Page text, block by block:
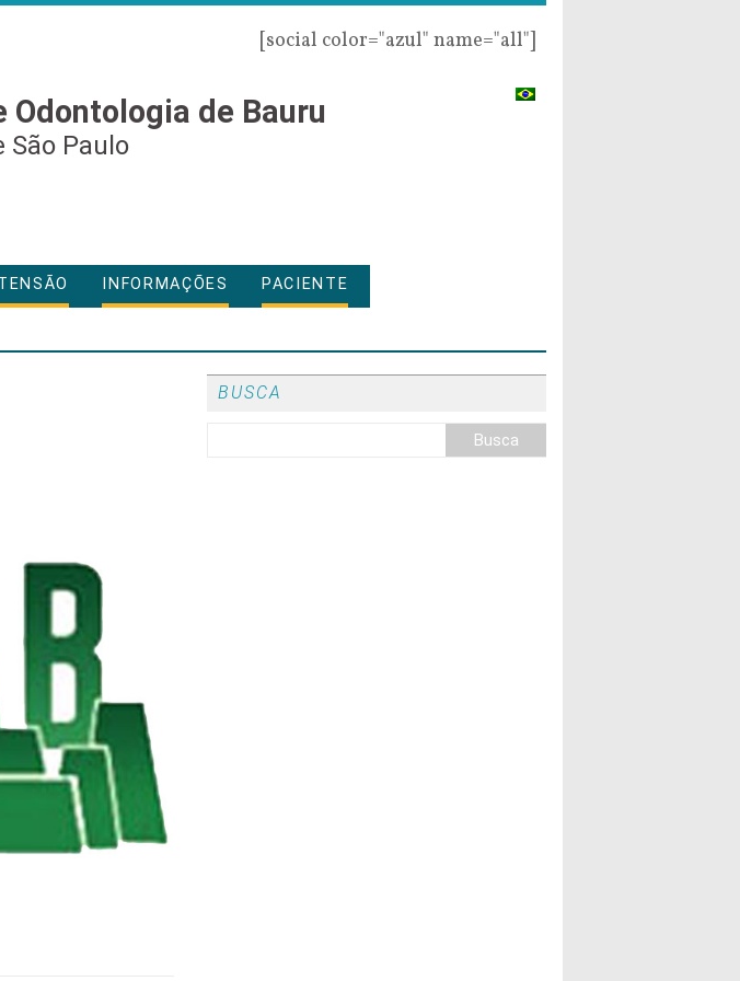
[social color="azul" name="all"]
Odontologia de Bauru
São Paulo
INFORMAÇÕES PACIENTE
BUSCA